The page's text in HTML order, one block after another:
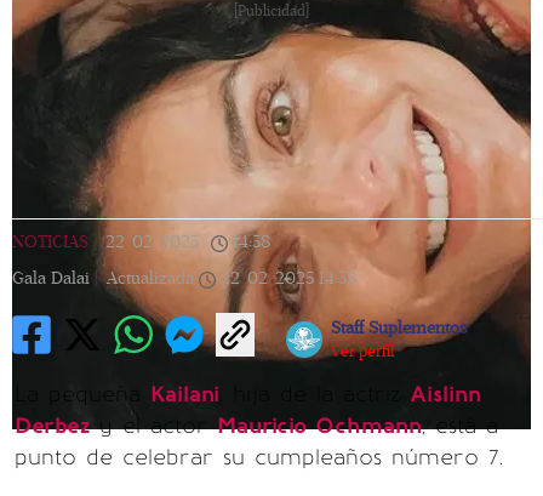
[Publicidad]
NOTICIAS 22/02/2025 14:58 |
Gala Dalai |
Actualizada 22/02/2025 14:58
Staff Suplementos
Ver perfil
La pequeña Kailani
Aislinn
Derbezy el actorMauricio Ochmann, está a
punto de celebrar su cumpleaños número 7.